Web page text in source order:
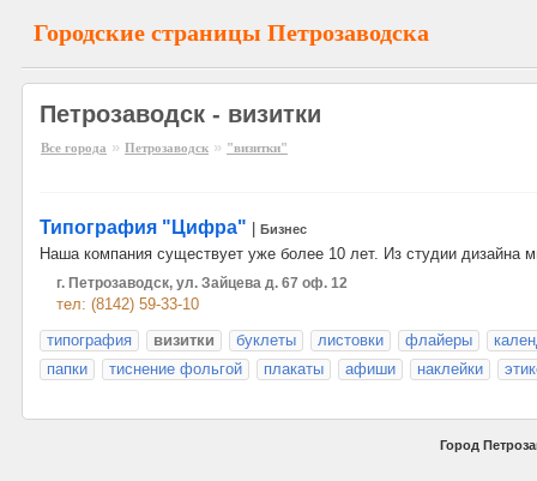
Городские страницы Петрозаводска
Петрозаводск - визитки
Все города » Петрозаводск » "визитки"
Типография "Цифра" Бизнес
Наша компания существует уже более 10 лет. Из студии
г. Петрозаводск, ул. Зайцева д. 67 оф. 12
тел: (8142) 59-33-10
типография
визитки буклеты листовки флайеры
папки
тиснение фольгой плакаты афиши наклейки
Город